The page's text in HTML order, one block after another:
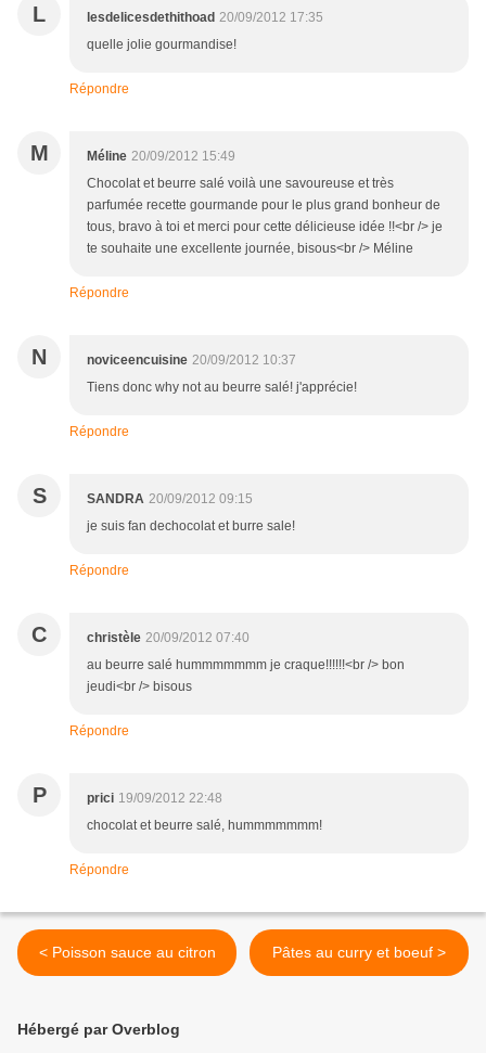
L lesdelicesdethithoad 20/09/2012 17:35
quelle jolie gourmandise!
Répondre
M Méline 20/09/2012 15:49
Chocolat et beurre salé voilà une savoureuse et très
parfumée recette gourmande pour le plus grand bonheur de
tous, bravo à toi et merci pour cette délicieuse idée !!<br /> je
te souhaite une excellente journée, bisous<br /> Méline
Répondre
N noviceencuisine 20/09/2012 10:37
Tiens donc why not au beurre salé! j'apprécie!
Répondre
S SANDRA 20/09/2012 09:15
je suis fan dechocolat et burre sale!
Répondre
C christèle 20/09/2012 07:40
au beurre salé hummmmmmm je craque!!!!!!<br /> bon
jeudi<br /> bisous
Répondre
P prici 19/09/2012 22:48
chocolat et beurre salé, hummmmmmm!
Répondre
< Poisson sauce au citron Pâtes au curry et boeuf >
Hébergé par Overblog